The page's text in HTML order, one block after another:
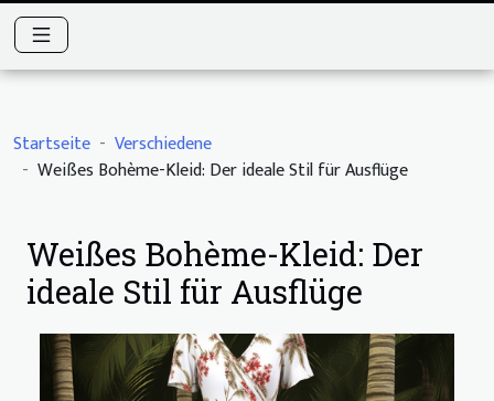
Startseite
Verschiedene
Weißes Bohème-Kleid: Der ideale Stil für Ausflüge
Weißes Bohème-Kleid: Der
ideale Stil für Ausflüge